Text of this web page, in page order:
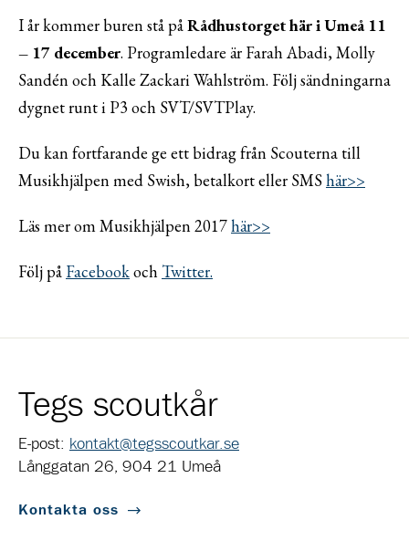
I år kommer buren stå påRådhustorget här i Umeå 11
– 17 december. Programledare är Farah Abadi, Molly
Sandén och Kalle Zackari Wahlström. Följ sändningarna
dygnet runt i P3 och SVT/SVTPlay.
Du kan fortfarande ge ett bidrag från Scouterna till
Musikhjälpen med Swish, betalkort eller SMShär>>
Läs mer om Musikhjälpen 2017här>>
Följ på Facebookoch Twitter.
Tegs scoutkår
E-post: kontakt@tegsscoutkar.se
Långgatan 26, 904 21 Umeå
Kontakta oss